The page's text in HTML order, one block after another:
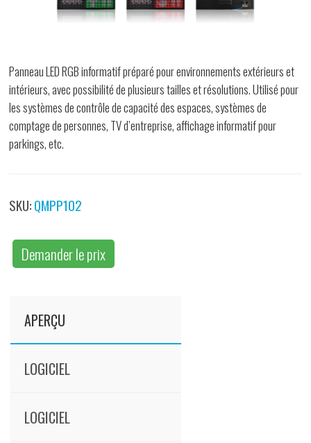
Panneau LED RGB informatif préparé pour environnements extérieurs et
intérieurs, avec possibilité de plusieurs tailles et résolutions. Utilisé pour
les systèmes de contrôle de capacité des espaces, systèmes de
comptage de personnes, TV d’entreprise, affichage informatif pour
parkings, etc.
SKU:QMPP102
Demander le prix
APERÇU
LOGICIEL
LOGICIEL